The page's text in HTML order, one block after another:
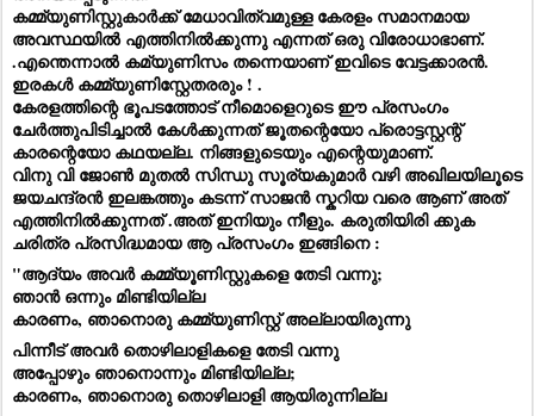
കമ്മ്യുണിസ്റ്റുകാർക്ക് മേധാവിത്വമുള്ള കേരളം സമാനമായ
അവസ്ഥയിൽ എത്തിനിൽക്കുന്നു എന്നത് ഒരു വിരോധാഭാണ്.
.എന്തെന്നാൽ കമ്യുണിസം തന്നെയാണ് ഇവിടെ വേട്ടക്കാരൻ.
ഇരകൾ കമ്മ്യുണിസ്റ്റേതരരും ! .
കേരളത്തിന്റെ ഭൂപടത്തോട് നീമൊളെറുടെ ഈ പ്രസംഗം
ചേർത്തുപിടിച്ചാൽ കേൾക്കുന്നത് ജൂതന്റെയോ പ്രൊട്ടസ്റ്റന്റ്
കാരന്റെയോ കഥയല്ല. നിങ്ങളുടെയും എന്റെയുമാണ്.
വിനു വി ജോൺ മുതൽ സിന്ധു സൂര്യകുമാർ വഴി അഖിലയിലൂടെ
ജയചന്ദ്രൻ ഇലങ്കത്തും കടന്ന് സാജൻ സ്കറിയ വരെ ആണ് അത്
എത്തിനിൽക്കുന്നത് .അത് ഇനിയും നീളും. കരുതിയിരി ക്കുക
ചരിത്ര പ്രസിദ്ധമായ ആ പ്രസംഗം ഇങ്ങിനെ :
"ആദ്യം അവർ കമ്മ്യൂണിസ്റ്റുകളെ തേടി വന്നു;
ഞാൻ ഒന്നും മിണ്ടിയില്ല
കാരണം, ഞാനൊരു കമ്മ്യുണിസ്റ്റ് അല്ലായിരുന്നു
പിന്നീട് അവർ തൊഴിലാളികളെ തേടി വന്നു
അപ്പോഴും ഞാനൊന്നും മിണ്ടിയില്ല;
കാരണം, ഞാനൊരു തൊഴിലാളി ആയിരുന്നില്ല